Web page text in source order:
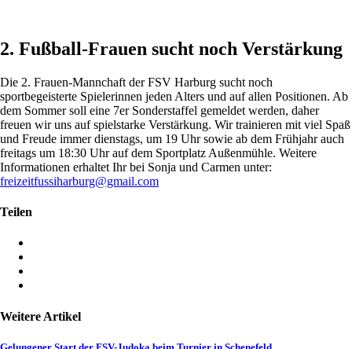
2. Fußball-Frauen sucht noch Verstärkung
Die 2. Frauen-Mannchaft der FSV Harburg sucht noch
sportbegeisterte Spielerinnen jeden Alters und auf allen Positionen. Ab
dem Sommer soll eine 7er Sonderstaffel gemeldet werden, daher
freuen wir uns auf spielstarke Verstärkung. Wir trainieren mit viel Spaß
und Freude immer dienstags, um 19 Uhr sowie ab dem Frühjahr auch
freitags um 18:30 Uhr auf dem Sportplatz Außenmühle. Weitere
Informationen erhaltet Ihr bei Sonja und Carmen unter:
freizeitfussiharburg@gmail.com
Teilen
Weitere Artikel